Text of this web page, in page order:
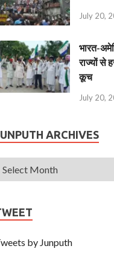
July 20,
भारत-
राज्यों से
कूच
July 20,
ARCHIVES
by Junputh